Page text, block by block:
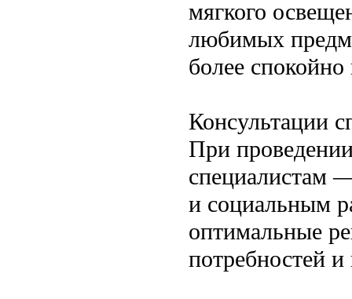
мягкого
любимых
более
Консультации
При
специалистам
и социальным
оптимальные
потребностей